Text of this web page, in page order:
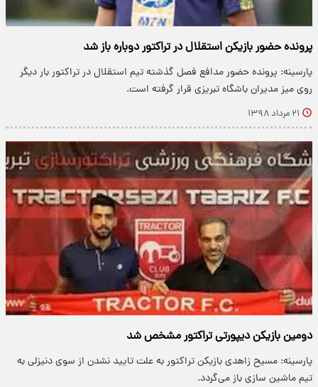
پرونده حضور بازیکن استقلال در تراکتور دوباره باز شد
پارسینه: پرونده حضور مدافع فصل گذشته تیم استقلال در تراکتور بار دیگر
روی میز مدیران باشگاه تبریزی قرار گرفته است.
۲۱ مرداد ۱۳۹۸
دومین بازیکن دیپورتی تراکتور مشخص شد
پارسینه: مسیح زاهدی بازیکن تراکتور به علت تایید نشدن از سوی دنیزلی به
تیم ماشین سازی باز می‌گردد.